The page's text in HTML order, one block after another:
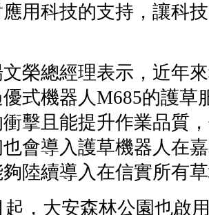
用科技的支持，讓科
榮總經理表示，近年
式機器人M685的護草
擊且能提升作業品質
會導入護草機器人在
陸續導入在信實所有
起，大安森林公園也啟